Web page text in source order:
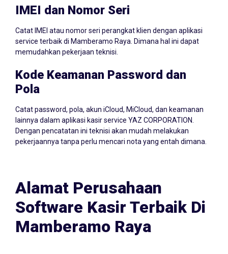
IMEI dan Nomor Seri
Catat IMEI atau nomor seri perangkat klien dengan aplikasi
service terbaik di Mamberamo Raya. Dimana hal ini dapat
memudahkan pekerjaan teknisi.
Kode Keamanan Password dan
Pola
Catat password, pola, akun iCloud, MiCloud, dan keamanan
lainnya dalam aplikasi kasir service YAZ CORPORATION.
Dengan pencatatan ini teknisi akan mudah melakukan
pekerjaannya tanpa perlu mencari nota yang entah dimana.
Alamat Perusahaan
Software Kasir Terbaik Di
Mamberamo Raya